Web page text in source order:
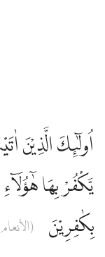
اُولٰۤىِٕكَ الَّذِيْنَ
يَّكْفُرْ بِهَا
بِكٰفِرِيْنَ
(الأنعام